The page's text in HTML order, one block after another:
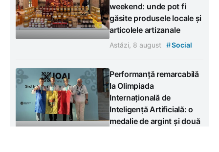
weekend: unde pot fi
găsite produsele locale și
articolele artizanale
Astăzi, 8 august #Social
Performanță remarcabilă
la Olimpiada
Internațională de
Inteligență Artificială: o
medalie de argint și două